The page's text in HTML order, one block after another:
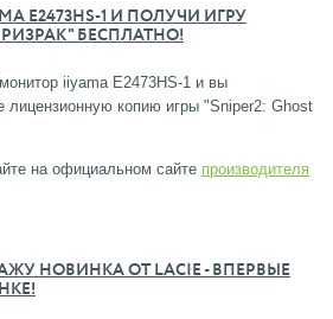
E2473HS-1 И ПОЛУЧИ ИГРУ
БЕСПЛАТНО!
iiyama E2473HS-1 и вы
лицензионную копию игры "Sniper2: Ghost
на официальном сайте производителя
НОВИНКА ОТ LACIE - ВПЕРВЫЕ